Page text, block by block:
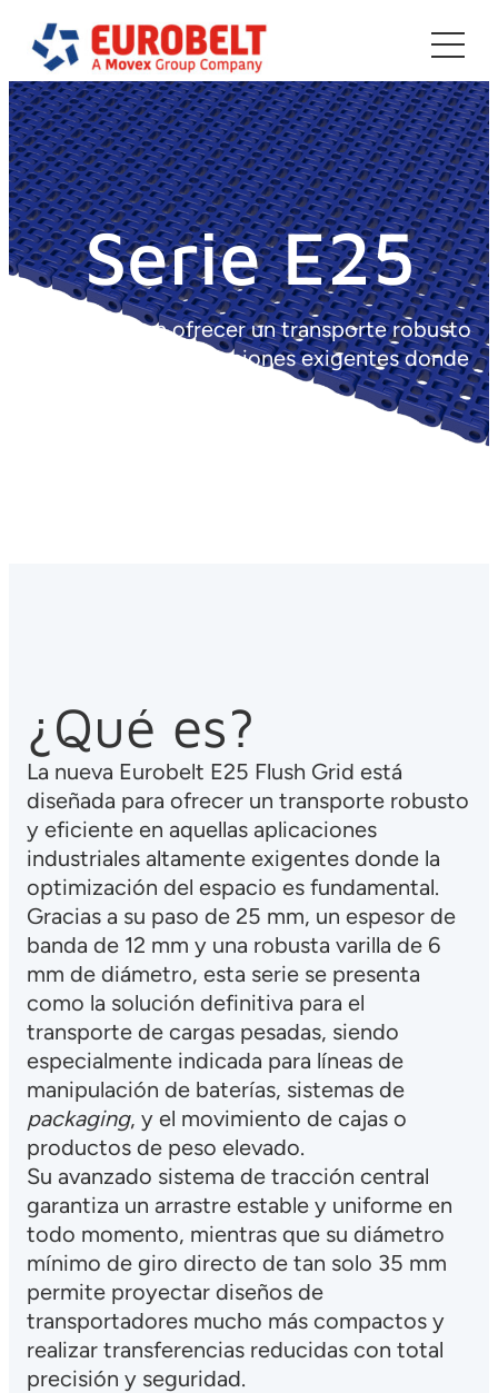
Saltar
contenido
Serie E25
Diseñada para ofrecer un transporte robusto
y eficiente en aplicaciones exigentes donde
¿Qué es?
La nueva Eurobelt E25 Flush Grid está
diseñada para ofrecer un transporte robusto
y eficiente en aquellas aplicaciones
industriales altamente exigentes donde la
optimización del espacio es fundamental.
Gracias a su paso de 25 mm, un espesor de
banda de 12 mm y una robusta varilla de 6
mm de diámetro, esta serie se presenta
como la solución definitiva para el
transporte de cargas pesadas, siendo
especialmente indicada para líneas de
manipulación de baterías, sistemas de
packaging, y el movimiento de cajas o
productos de peso elevado.
Su avanzado sistema de tracción central
garantiza un arrastre estable y uniforme en
todo momento, mientras que su diámetro
mínimo de giro directo de tan solo 35 mm
permite proyectar diseños de
transportadores mucho más compactos y
realizar transferencias reducidas con total
precisión y seguridad.